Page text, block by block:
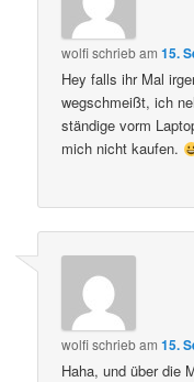
wolfischriebam15.
Hey falls ihr Mal
wegschmeißt, ich
ständige vorm
mich nicht kaufen.
wolfischriebam15.
Haha, und über die